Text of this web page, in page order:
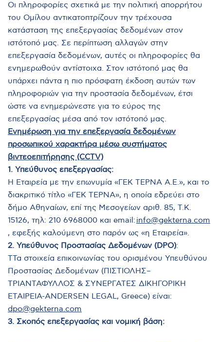
Οι πληροφορίες σχετικά με την πολιτική απορρήτου
του Ομίλου αντικατοπτρίζουν την τρέχουσα
κατάσταση της επεξεργασίας δεδομένων στον
ιστότοπό μας. Σε περίπτωση αλλαγών στην
επεξεργασία δεδομένων, αυτές οι πληροφορίες θα
ενημερωθούν αντίστοιχα. Στον ιστότοπό μας θα
υπάρχει πάντα η πιο πρόσφατη έκδοση αυτών των
πληροφοριών για την προστασία δεδομένων, έτσι
ώστε να ενημερώνεστε για το εύρος της
επεξεργασίας μέσα από τον ιστότοπό μας.
Ενημέρωση για την επεξεργασία δεδομένων
προσωπικού χαρακτήρα μέσω συστήματος
βιντεοεπιτήρησης (CCTV)
1. Υπεύθυνος επεξεργασίας:
Η Εταιρεία με την επωνυμία «ΓΕΚ ΤΕΡΝΑ Α.Ε.», και το
διακριτικό τίτλο «ΓΕΚ ΤΕΡΝΑ», η οποία εδρεύει στο
δήμο Αθηναίων, επί της Μεσογείων αριθ. 85, Τ.Κ.
15126, τηλ: 210 6968000 και email: info@gekterna.com
, εφεξής καλούμενη στο παρόν ως «η Εταιρεία».
2. Υπεύθυνος Προστασίας Δεδομένων (DPO):
TΤα στοιχεία επικοινωνίας του ορισμένου Υπευθύνου
Προστασίας Δεδομένων (ΠΙΣΤΙΟΛΗΣ–
ΤΡΙΑΝΤΑΦΥΛΛΟΣ & ΣΥΝΕΡΓΑΤΕΣ ∆ΙΚΗΓΟΡΙΚΗ
ΕΤΑΙΡΕΙΑ-ANDERSEN LEGAL, Greece) είναι:
dpo@gekterna.com
3. Σκοπός επεξεργασίας και νομική βάση: